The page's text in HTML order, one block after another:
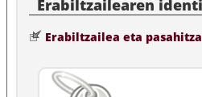
Erabiltzailea eta